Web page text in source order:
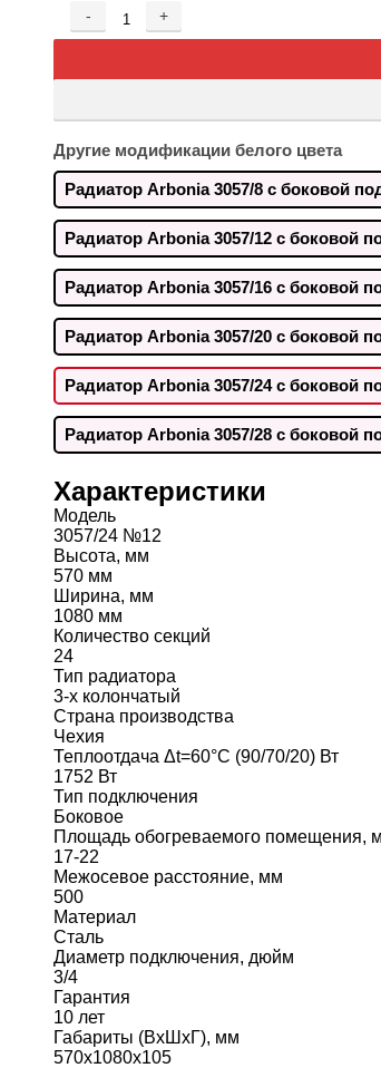
- +
Другие модификации белого цвета
Радиатор Arbonia 3057/8 с боковой
Радиатор Arbonia 3057/12 с боковой
Радиатор Arbonia 3057/16 с боковой
Радиатор Arbonia 3057/20 с боковой
Радиатор Arbonia 3057/24 с боковой
Радиатор Arbonia 3057/28 с боковой
Характеристики
Модель
3057/24 №12
Высота, мм
570 мм
Ширина, мм
1080 мм
Количество секций
24
Тип радиатора
3-х колончатый
Страна производства
Чехия
Теплоотдача Δt=60°C (90/70/20) Вт
1752 Вт
Тип подключения
Боковое
Площадь обогреваемого помещения,
17-22
Межосевое расстояние, мм
500
Материал
Сталь
Диаметр подключения, дюйм
3/4
Гарантия
10 лет
Габариты (ВхШхГ), мм
570x1080x105